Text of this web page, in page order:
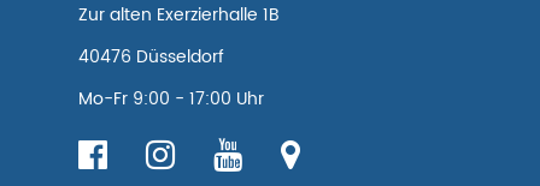
Zur alten Exerzierhalle 1B
40476 Düsseldorf
Mo-Fr 9:00 - 17:00 Uhr